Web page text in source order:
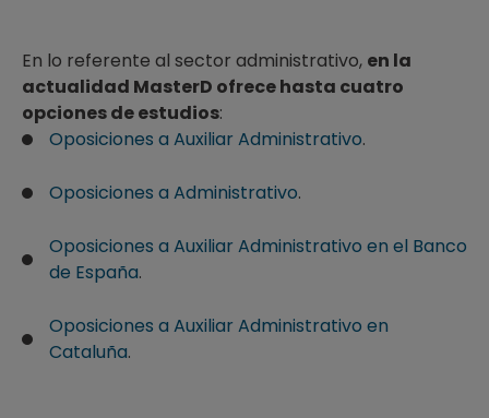
En lo referente al sector administrativo, en la
actualidad MasterD ofrece hasta cuatro
opciones de estudios:
Oposiciones a Auxiliar Administrativo.
Oposiciones a Administrativo.
Oposiciones a Auxiliar Administrativo en el Banco
de España.
Oposiciones a Auxiliar Administrativo en
Cataluña.